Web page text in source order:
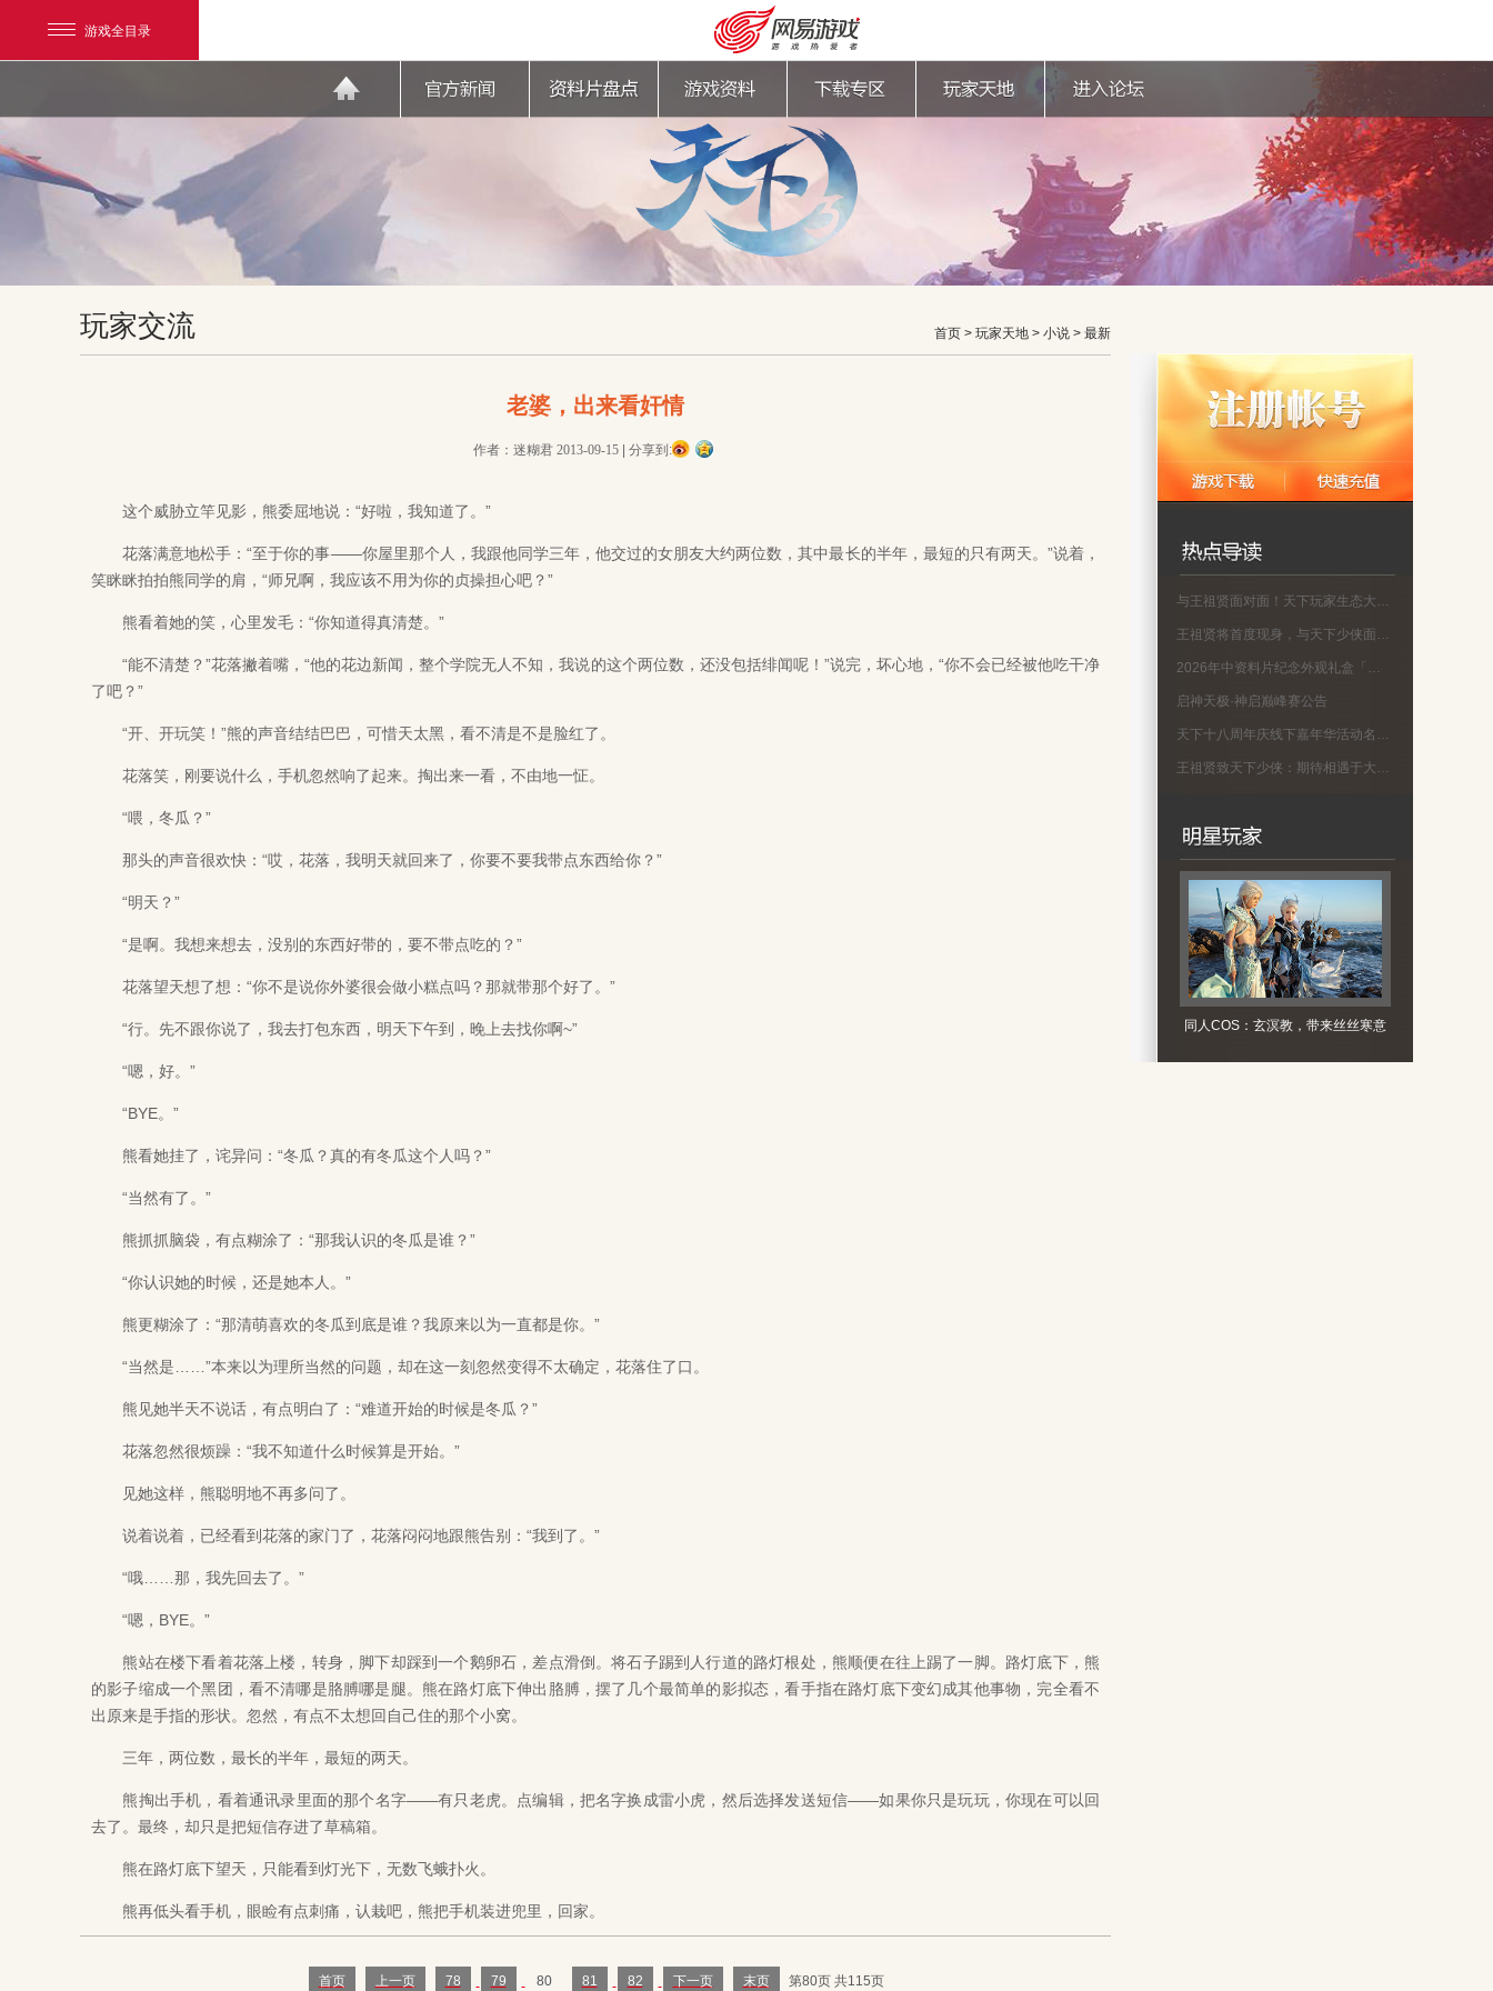
游戏全目录
玩家交流 首页 > 玩家天地 > 小说 > 最新
老婆，出来看奸情
作者：迷糊君 2013-09-15 分享到:
这个威胁立竿见影，熊委屈地说：“好啦，我知道了。”
花落满意地松手：“至于你的事——你屋里那个人，我跟他同学三年，他交过的女朋友大约两位数，其中最长的半年，最短的只有两天。”说着，
笑眯眯拍拍熊同学的肩，“师兄啊，我应该不用为你的贞操担心吧？”
熊看着她的笑，心里发毛：“你知道得真清楚。”
“能不清楚？”花落撇着嘴，“他的花边新闻，整个学院无人不知，我说的这个两位数，还没包括绯闻呢！”说完，坏心地，“你不会已经被他吃干净
了吧？”
“开、开玩笑！”熊的声音结结巴巴，可惜天太黑，看不清是不是脸红了。
花落笑，刚要说什么，手机忽然响了起来。掏出来一看，不由地一怔。
“喂，冬瓜？”
那头的声音很欢快：“哎，花落，我明天就回来了，你要不要我带点东西给你？”
“明天？”
“是啊。我想来想去，没别的东西好带的，要不带点吃的？”
花落望天想了想：“你不是说你外婆很会做小糕点吗？那就带那个好了。”
“行。先不跟你说了，我去打包东西，明天下午到，晚上去找你啊~”
“嗯，好。”
“BYE。”
熊看她挂了，诧异问：“冬瓜？真的有冬瓜这个人吗？”
“当然有了。”
熊抓抓脑袋，有点糊涂了：“那我认识的冬瓜是谁？”
“你认识她的时候，还是她本人。”
熊更糊涂了：“那清萌喜欢的冬瓜到底是谁？我原来以为一直都是你。”
“当然是……”本来以为理所当然的问题，却在这一刻忽然变得不太确定，花落住了口。
熊见她半天不说话，有点明白了：“难道开始的时候是冬瓜？”
花落忽然很烦躁：“我不知道什么时候算是开始。”
见她这样，熊聪明地不再多问了。
说着说着，已经看到花落的家门了，花落闷闷地跟熊告别：“我到了。”
“哦……那，我先回去了。”
“嗯，BYE。”
熊站在楼下看着花落上楼，转身，脚下却踩到一个鹅卵石，差点滑倒。将石子踢到人行道的路灯根处，熊顺便在往上踢了一脚。路灯底下，熊
的影子缩成一个黑团，看不清哪是胳膊哪是腿。熊在路灯底下伸出胳膊，摆了几个最简单的影拟态，看手指在路灯底下变幻成其他事物，完全看不
出原来是手指的形状。忽然，有点不太想回自己住的那个小窝。
三年，两位数，最长的半年，最短的两天。
熊掏出手机，看着通讯录里面的那个名字——有只老虎。点编辑，把名字换成雷小虎，然后选择发送短信——如果你只是玩玩，你现在可以回
去了。最终，却只是把短信存进了草稿箱。
熊在路灯底下望天，只能看到灯光下，无数飞蛾扑火。
熊再低头看手机，眼睑有点刺痛，认栽吧，熊把手机装进兜里，回家。
首页 上一页 78 79 80 81 82 下一页 末页 第80页 共115页
与王祖贤面对面！天下玩家生态大会名单公示
王祖贤将首度现身，与天下少侠面对面！
2026年中资料片纪念外观礼盒「蜀渊问剑」现已上线！
启神天极·神启巅峰赛公告
天下十八周年庆线下嘉年华活动名单公示
王祖贤致天下少侠：期待相遇于大荒！18周年专属问候请查收
同人COS：玄溟教，带来丝丝寒意